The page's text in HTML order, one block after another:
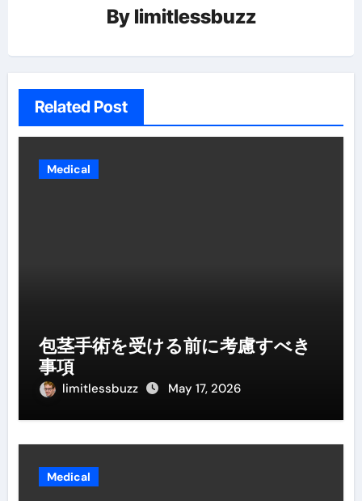
By limitlessbuzz
Related Post
Medical
包茎手術を受ける前に考慮すべき
事項
limitlessbuzz May 17, 2026
Medical